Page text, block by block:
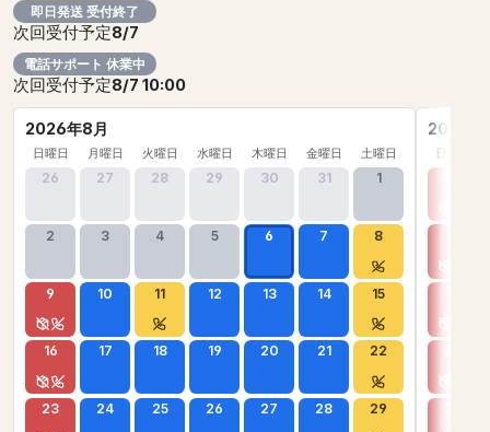
即日発送 受付終了
次回受付予定8/7
電話サポート 休業中
次回受付予定8/7 10:00
2026年8月
日曜日 月曜日 火曜日 水曜日 木曜日 金曜日 土曜日
26 27 28 29 30 31 1
2 3 4 5 6 7 8
9 10 11 12 13 14 15
16 17 18 19 20 21 22
23 24 25 26 27 28 29
2026年
日曜日